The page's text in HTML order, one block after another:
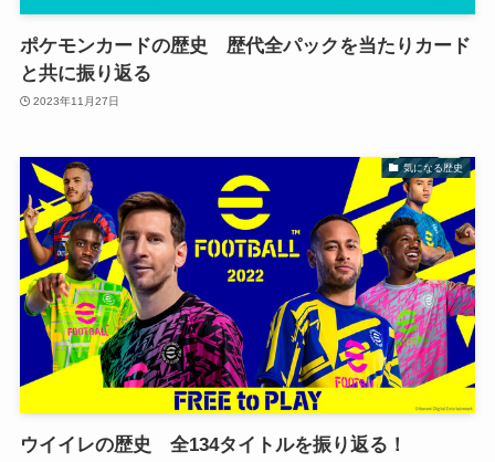
ポケモンカードの歴史 歴代全パックを当たりカード
と共に振り返る
2023年11月27日
気になる歴史
ウイイレの歴史 全134タイトルを振り返る！